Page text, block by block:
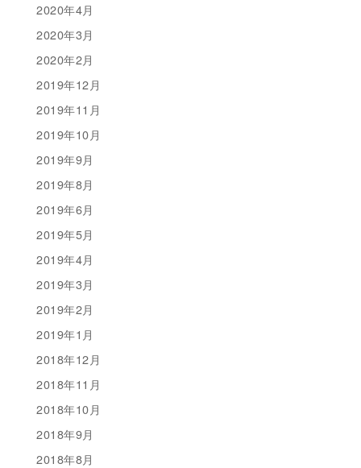
2020年4月
2020年3月
2020年2月
2019年12月
2019年11月
2019年10月
2019年9月
2019年8月
2019年6月
2019年5月
2019年4月
2019年3月
2019年2月
2019年1月
2018年12月
2018年11月
2018年10月
2018年9月
2018年8月